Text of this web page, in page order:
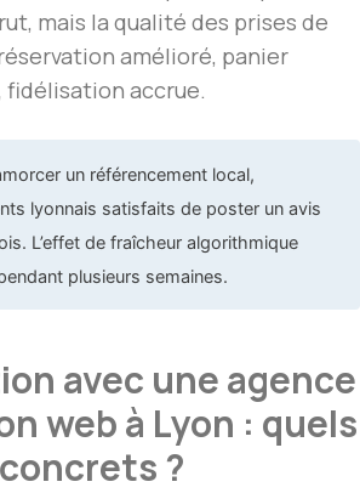
mais la qualité des prises de
amélioré, panier
fidélisation accrue.
un référencement local,
lyonnais satisfaits de poster un avis
L’effet de fraîcheur algorithmique
plusieurs semaines.
avec une agence
web à Lyon : quels
?